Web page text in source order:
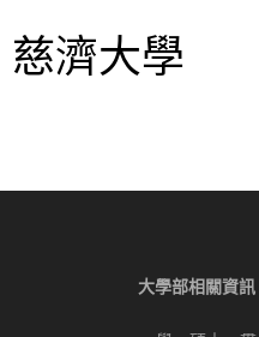
慈濟大學
大學部相關資訊